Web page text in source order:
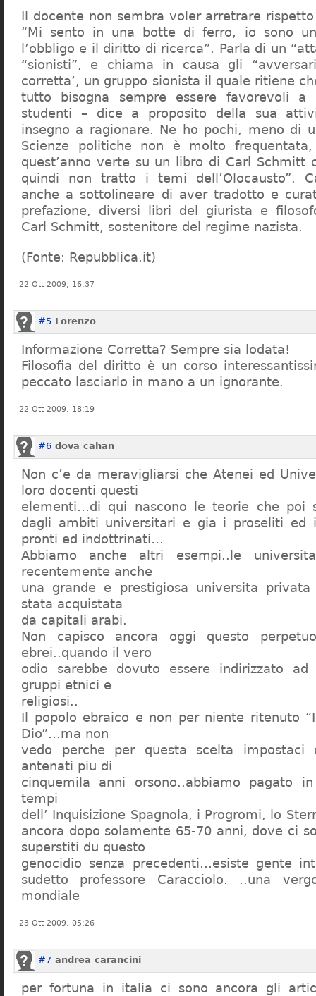
Il docente non sembra voler arretrare
“Mi sento in una botte di ferro, io sono
l’obbligo e il diritto di ricerca”. Parla di un
“sionisti”, e chiama in causa gli
corretta’, un gruppo sionista il quale ritiene
tutto bisogna sempre essere favorevoli a
studenti – dice a proposito della sua
insegno a ragionare. Ne ho pochi, meno di
Scienze politiche non è molto
quest’anno verte su un libro di Carl Schmitt
quindi non tratto i temi dell’Olocausto”.
anche a sottolineare di aver tradotto e
prefazione, diversi libri del giurista e
Carl Schmitt, sostenitore del regime nazista.
(Fonte: Repubblica.it)
22 Ott 2009, 16:37
#5 Lorenzo
Informazione Corretta? Sempre sia lodata!
Filosofia del diritto è un corso
peccato lasciarlo in mano a un ignorante.
22 Ott 2009, 18:19
#6 dova cahan
Non c’e da meravigliarsi che Atenei ed
loro docenti questi
elementi…di qui nascono le teorie che poi
dagli ambiti universitari e gia i proseliti ed
pronti ed indottrinati…
Abbiamo anche altri esempi..le
recentemente anche
una grande e prestigiosa universita
stata acquistata
da capitali arabi.
Non capisco ancora oggi questo
ebrei..quando il vero
odio sarebbe dovuto essere indirizzato
gruppi etnici e
religiosi..
Il popolo ebraico e non per niente ritenuto
Dio”…ma non
vedo perche per questa scelta
antenati piu di
cinquemila anni orsono..abbiamo pagato
tempi
dell’ Inquisizione Spagnola, i Progromi, lo
ancora dopo solamente 65-70 anni, dove ci
superstiti du questo
genocidio senza precedenti…esiste gente
sudetto professore Caracciolo. ..una
mondiale
23 Ott 2009, 05:26
#7 andrea carancini
per fortuna in italia ci sono ancora gli